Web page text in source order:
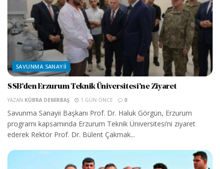
SAVUNMA SANAYII
SSB’den Erzurum Teknik Üniversitesi’ne Ziyaret
YAZAN KÜBRA DEMIRBAŞ 1 GÜN ÖNCE 0
Savunma Sanayii Başkanı Prof. Dr. Haluk Görgün, Erzurum
programı kapsamında Erzurum Teknik Üniversitesi’ni ziyaret
ederek Rektör Prof. Dr. Bülent Çakmak...